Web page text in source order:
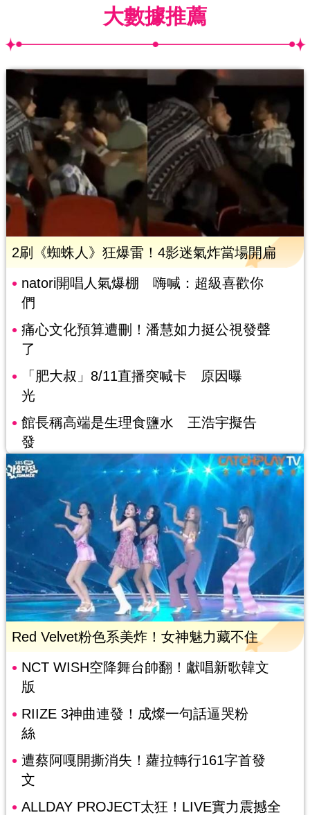
大數據推薦
2刷《蜘蛛人》狂爆雷！4影迷氣炸當場開扁
natori開唱人氣爆棚 嗨喊：超級喜歡你
們
痛心文化預算遭刪！潘慧如力挺公視發聲
了
「肥大叔」8/11直播突喊卡 原因曝
光
館長稱高端是生理食鹽水 王浩宇擬告
發
Red Velvet粉色系美炸！女神魅力藏不住
NCT WISH空降舞台帥翻！獻唱新歌韓文
版
RIIZE 3神曲連發！成燦一句話逼哭粉
絲
遭蔡阿嘎開撕消失！蘿拉轉行161字首發
文
ALLDAY PROJECT太狂！LIVE實力震撼全